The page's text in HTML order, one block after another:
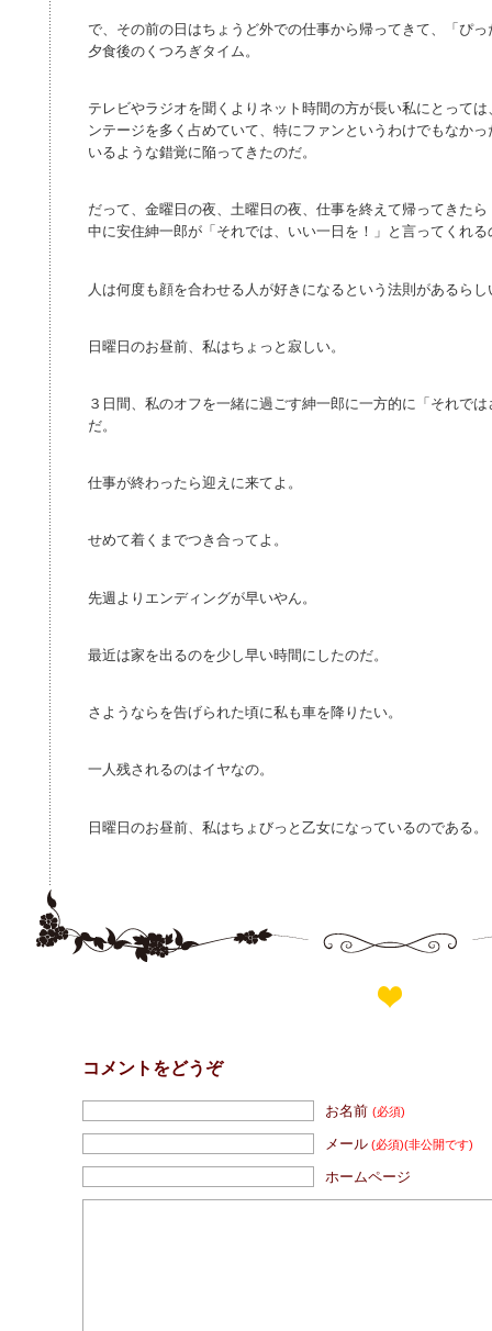
で、その前の日はちょうど外での仕事から帰ってきて、「ぴ
夕食後のくつろぎタイム。
テレビやラジオを聞くよりネット時間の方が長い私にとって
ンテージを多く占めていて、特にファンというわけでもなか
いるような錯覚に陥ってきたのだ。
だって、金曜日の夜、土曜日の夜、仕事を終えて帰ってきた
中に安住紳一郎が「それでは、いい一日を！」と言ってくれる
人は何度も顔を合わせる人が好きになるという法則があるらし
日曜日のお昼前、私はちょっと寂しい。
３日間、私のオフを一緒に過ごす紳一郎に一方的に「それで
だ。
仕事が終わったら迎えに来てよ。
せめて着くまでつき合ってよ。
先週よりエンディングが早いやん。
最近は家を出るのを少し早い時間にしたのだ。
さようならを告げられた頃に私も車を降りたい。
一人残されるのはイヤなの。
日曜日のお昼前、私はちょびっと乙女になっているのである。
コメントをどうぞ
お名前(必須)
メール (必須)(非公開です)
ホームページ